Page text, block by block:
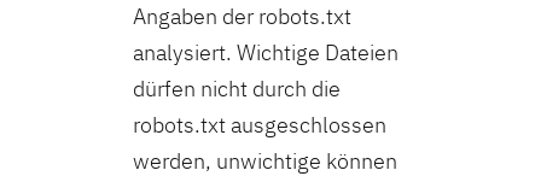
Angaben der robots.txt
analysiert. Wichtige Dateien
dürfen nicht durch die
robots.txt ausgeschlossen
werden, unwichtige können